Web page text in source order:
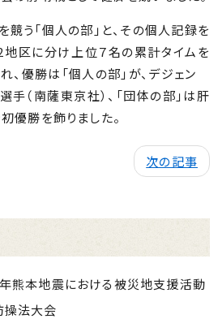
競う「個人の部」と、その個人記録を
地区に分け上位７名の累計タイムを
、優勝は「個人の部」が、デジェン
手（南薩東京社）、「団体の部」は肝
優勝を飾りました。
次の記事
本地震における被災地支援活動
法大会